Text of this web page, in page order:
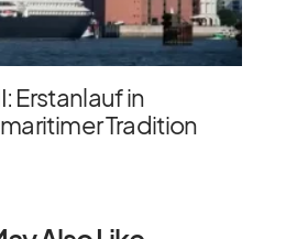
Erstanlauf in
Tradition